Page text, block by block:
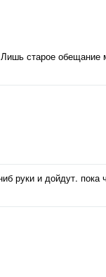
старое обещание
руки и дойдут. пока